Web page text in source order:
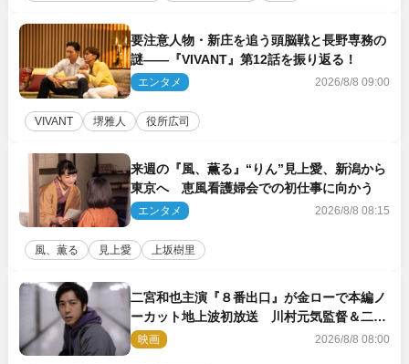
要注意人物・新庄を追う頭脳戦と長野専務の
謎――『VIVANT』第12話を振り返る！
エンタメ 2026/8/8 09:00
VIVANT 堺雅人 役所広司
来週の『風、薫る』“りん”見上愛、新潟から
東京へ 恵風看護婦会での初仕事に向かう
エンタメ 2026/8/8 08:15
風、薫る 見上愛 上坂樹里
二宮和也主演『８番出口』が金ローで本編ノ
ーカット地上波初放送 川村元気監督＆二宮
コメント到着
映画 2026/8/8 08:00